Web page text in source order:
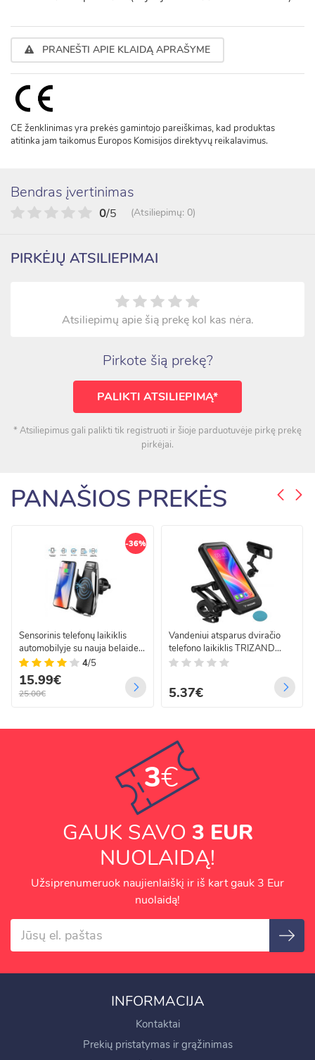
PRANEŠTI APIE KLAIDĄ APRAŠYME
CE ženklinimas yra prekės gamintojo pareiškimas, kad produktas
atitinka jam taikomus Europos Komisijos direktyvų reikalavimus.
Bendras įvertinimas
0/5 (Atsiliepimų: 0)
PIRKĖJŲ ATSILIEPIMAI
Atsiliepimų apie šią prekę kol kas nėra.
Pirkote šią prekę?
PALIKTI ATSILIEPIMĄ*
* Atsiliepimus gali palikti tik registruoti ir šioje parduotuvėje pirkę prekę
pirkėjai.
PANAŠIOS PREKĖS
-36%
Sensorinis telefonų laikiklis
automobilyje su nauja belaide
krovimo technologija
4/5
15.99€
25.00€
Vandeniui atsparus dviračio
telefono laikiklis TRIZAND
360° dėklas vairui
5.37€
3€
GAUK SAVO 3 EUR
NUOLAIDĄ!
Užsiprenumeruok naujienlaiškį ir iš kart gauk 3 Eur
nuolaidą!
INFORMACIJA
Kontaktai
Prekių pristatymas ir grąžinimas